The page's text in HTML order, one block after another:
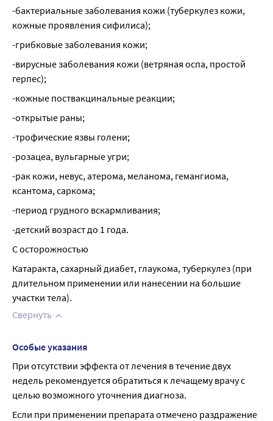
-бактериальные заболевания кожи (туберкулез кожи,
кожные проявления сифилиса);
-грибковые заболевания кожи;
-вирусные заболевания кожи (ветряная оспа, простой
герпес);
-кожные поствакцинальные реакции;
-открытые раны;
-трофические язвы голени;
-розацеа, вульгарные угри;
-рак кожи, невус, атерома, меланома, гемангиома,
ксантома, саркома;
-период грудного вскармливания;
-детский возраст до 1 года.
С осторожностью
Катаракта, сахарный диабет, глаукома, туберкулез (при
длительном применении или нанесении на большие
участки тела).
Свернуть
Особые указания
При отсутствии эффекта от лечения в течение двух
недель рекомендуется обратиться к лечащему врачу с
целью возможного уточнения диагноза.
Если при применении препарата отмечено раздражение